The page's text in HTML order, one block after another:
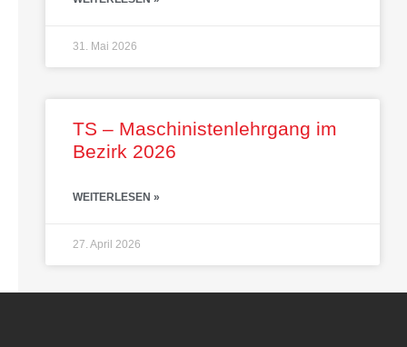
31. Mai 2026
TS – Maschinistenlehrgang im
Bezirk 2026
WEITERLESEN »
27. April 2026